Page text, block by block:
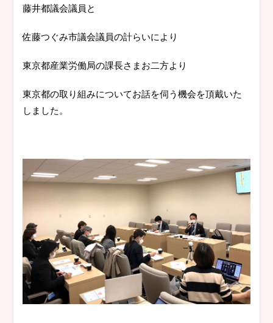
藤井都議会議員と
佐藤つぐみ市議会議員の計らいにより
東京都産業労働局の課長さまお二方より
東京都の取り組みについてお話を伺う機会を頂戴いた
しました。